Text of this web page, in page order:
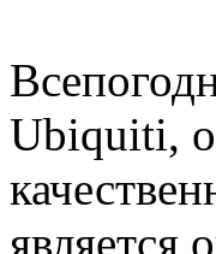
Ubiquiti,
является